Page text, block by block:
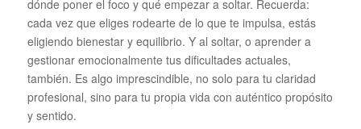
dónde poner el foco y qué empezar a soltar. Recuerda:
cada vez que eliges rodearte de lo que te impulsa, estás
eligiendo bienestar y equilibrio. Y al soltar, o aprender a
gestionar emocionalmente tus dificultades actuales,
también. Es algo imprescindible, no solo para tu claridad
profesional, sino para tu propia vida con auténtico propósito
y sentido.